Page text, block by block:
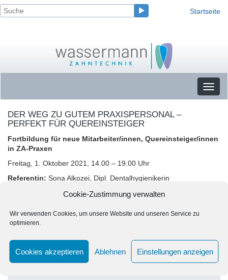
Cookie-Zustimmung verwalten
Wir verwenden Cookies, um unsere Website und unseren Service zu
optimieren.
Cookies akzeptieren Ablehnen Einstellungen anzeigen
Startseite
DER WEG ZU GUTEM PRAXISPERSONAL –
PERFEKT FÜR QUEREINSTEIGER
Fortbildung für neue Mitarbeiter/innen, Quereinsteiger/innen
in ZA-Praxen
Freitag, 1. Oktober 2021, 14.00 – 19.00 Uhr
Referentin: Sona Alkozei, Dipl. Dentalhygienikerin
Veranstaltungsort:Wassermann Zahntechnik
Jetzt per Mail anmelden:service@wassermann-zahntechnik.de
per Fax (Anmeldeformular herunterladen